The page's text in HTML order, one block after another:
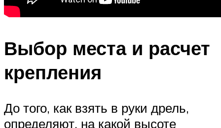
Выбор места и расчет
крепления
До того, как взять в руки дрель,
определяют, на какой высоте